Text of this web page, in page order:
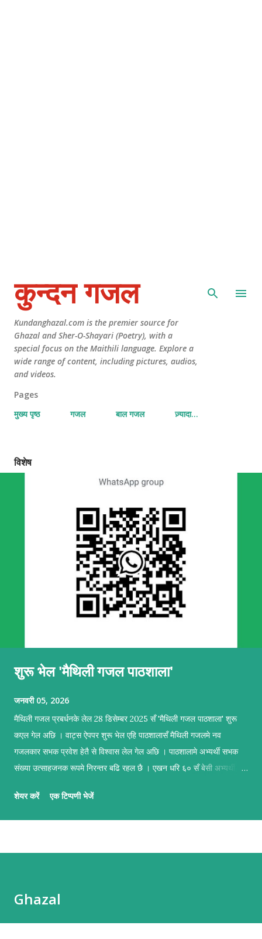
कुन्दन गजल
Kundanghazal.com is the premier source for
Ghazal and Sher-O-Shayari (Poetry), with a
special focus on the Maithili language. Explore a
wide range of content, including pictures, audios,
and videos.
Pages
मुख्य पृष्ठ
गजल बाल गजल ज़्यादा…
विशेष
शुरू भेल 'मैथिली गजल पाठशाला'
जनवरी 05, 2026
मैथिली गजल प्रबर्धनके लेल 28 डिसेम्बर 2025 सँ 'मैथिली गजल पाठशाला' शुरू
कएल गेल अछि । वाट्स ऐपपर शुरू भेल एहि पाठशालासँ मैथिली गजलमे नव
गजलकार सभक प्रवेश हेतै से विश्वास लेल गेल अछि । पाठशालामे अभ्यर्थी सभक
संख्या उत्साहजनक रूपमे निरन्तर बढि रहल छै । एखन धरि ६० सँ बेसी अभ्यर्थी सब
कार्यमे आशीष अनचिनहार, कुन्दन कुमार कर्ण आ अभिलाष ठाकुर उल्लेखनीय काज
'मैथिली गजल पाठशाला'सँ जुटू
शेयर करें एक टिप्पणी भेजें
Ghazal